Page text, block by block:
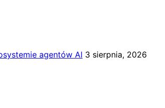
agentów AI 3 sierpnia, 2026